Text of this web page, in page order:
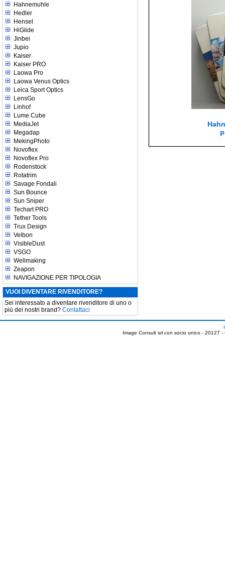
Hahnemuhle
Hedler
Hensel
HiGlide
Jinbei
Jupio
Kaiser
Kaiser PRO
Laowa Pro
Laowa Venus Optics
Leica Sport Optics
LensGo
Linhof
Lume Cube
MediaJet
Megadap
MekingPhoto
Novoflex
Novoflex Pro
Rodenstock
Rotatrim
Savage Fondali
Sun Bounce
Sun Sniper
Techart PRO
Tether Tools
Trux Design
Velbon
VisibleDust
VSGO
Wellmaking
Zeapon
NAVIGAZIONE PER TIPOLOGIA
VUOI DIVENTARE RIVENDITORE?
Sei interessato a diventare rivenditore di uno o
più dei nostri brand? Contattaci
Image Consult srl con socio unico - 20127